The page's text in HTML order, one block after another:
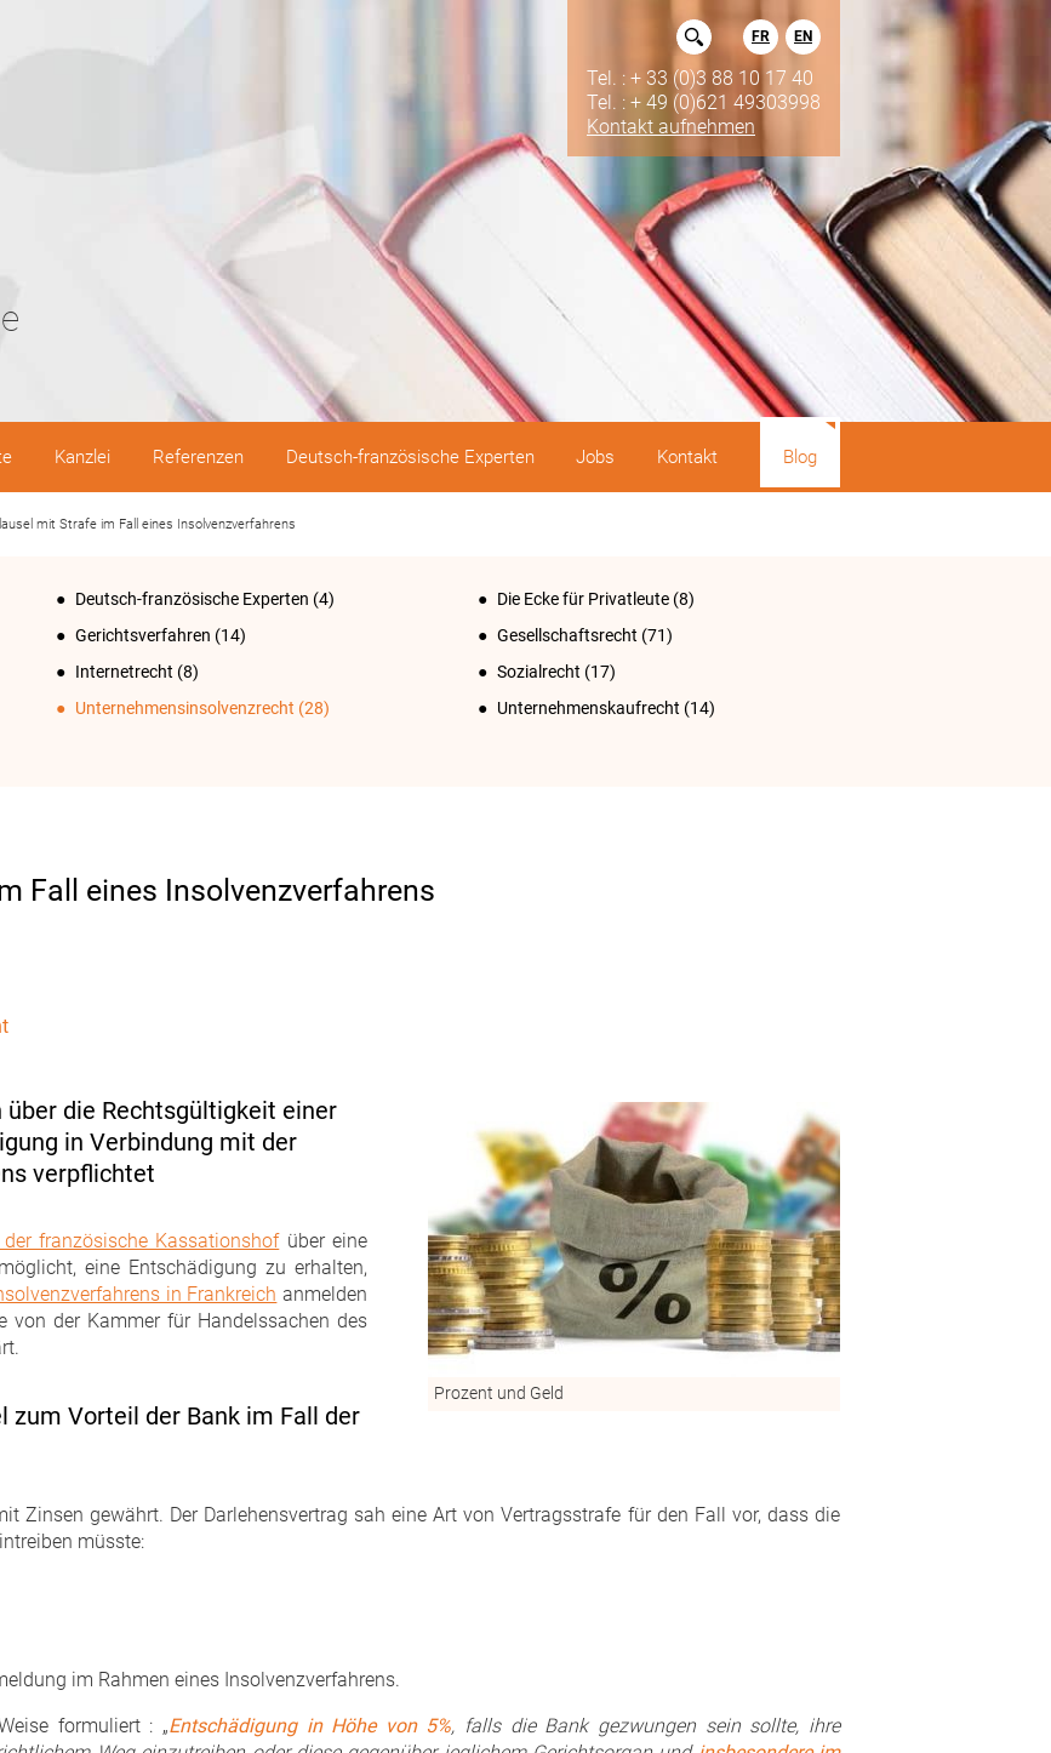
EN
FR
Tel. : + 33 (0)3 88 10 17 40
Tel. : + 49 (0)621 49303998
Kontakt aufnehmen
Kanzlei Referenzen Deutsch-französische Experten Jobs Kontakt Blog
mit Strafe im Fall eines Insolvenzverfahrens
Deutsch-französische Experten (4) Die Ecke für Privatleute (8)
Gerichtsverfahren (14) Gesellschaftsrecht (71)
Internetrecht (8) Sozialrecht (17)
Unternehmensinsolvenzrecht (28) Unternehmenskaufrecht (14)
Fall eines Insolvenzverfahrens
Prozent und Geld
die Rechtsgültigkeit einer
in Verbindung mit der
verpflichtet
französische Kassationshofüber eine
eine Entschädigung zu erhalten,
in Frankreich anmelden
von der Kammer für Handelssachen des
zum Vorteil der Bank im Fall der
Zinsen gewährt. Der Darlehensvertrag sah eine Art von Vertragsstrafe für den Fall vor, dass die
müsste:
im Rahmen eines Insolvenzverfahrens.
formuliert : „Entschädigung in Höhe von 5%, falls die Bank gezwungen sein sollte, ihre